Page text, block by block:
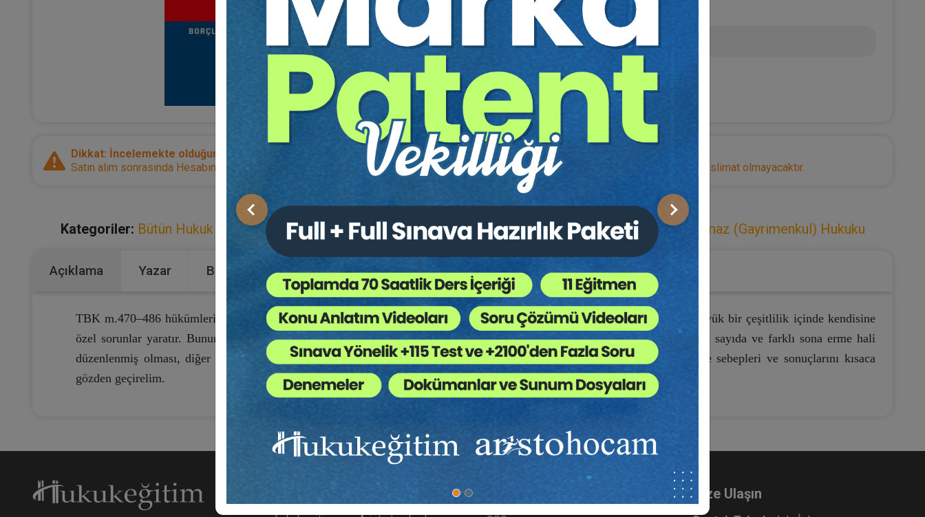
Önceki Sonraki
100,00 TL 60,00 TL
Sepete Ekle
Dikkat: İncelemekte olduğunuz ürün bir e-kitaptır.
Satın alım sonrasında Hesabım sayfanız üzerinden direkt olarak ulaşabilir ve cihazlarınızdan okuyabilirsiniz. Adresinize herhangi bir teslimat olmayacaktır.
Kategoriler: Bütün Hukuk Kitapları, Kongreler / Sempozyumlar,Borçlar Hukuku, Sözleşmeler Hukuku,Taşınmaz (Gayrimenkul) Hukuku
Açıklama Yazar Bu Kitap İçin Kaç Ağaç Kesiliyor ?
TBK m.470–486 hükümleriyle düzenlenmiş bulunan eser sözleşmesinin bir türü olan inşaat sözleşmelerinin sona ermesi büyük bir çeşitlilik içinde kendisine
özel sorunlar yaratır. Bunun bir sebebi, kanunun eser sözleşmesi hükümleri arasında başka hiçbir sözleşmede rastlanmayan sayıda ve farklı sona erme hali
düzenlenmiş olması, diğer sebebi de inşaat sözleşmelerinin niteliğinden doğan girift sorunların çokluğudur. Bu sona erme sebepleri ve sonuçlarını kısaca
gözden geçirelim.
Bize Ulaşın